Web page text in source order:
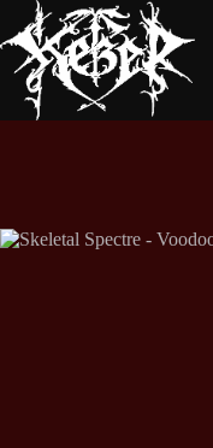
Inhalt
springen